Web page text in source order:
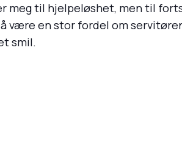
meg til hjelpeløshet, men til
være en stor fordel om
smil.